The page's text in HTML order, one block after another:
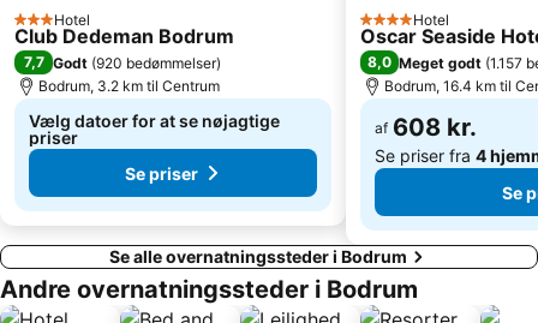
3 Stjerner
Hotel
Club Dedeman Bodrum
7,7 Godt (920 bedømmelser)
Bodrum, 3.2 km til Centrum
Vælg datoer for at se nøjagtige
priser
Se priser
4 Stjerner
Hotel
Oscar Seaside
8,0 Meget godt (1.157
Bodrum, 16.4 km til
af 608 kr.
Se priser fra 4
Se
Se alle overnatningssteder i Bodrum
Andre overnatningssteder i Bodrum